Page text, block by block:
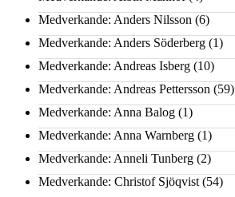
Medverkande: Anders Nilsson (6)
Medverkande: Anders Söderberg (1)
Medverkande: Andreas Isberg (10)
Medverkande: Andreas Pettersson (59)
Medverkande: Anna Balog (1)
Medverkande: Anna Warnberg (1)
Medverkande: Anneli Tunberg (2)
Medverkande: Christof Sjöqvist (54)